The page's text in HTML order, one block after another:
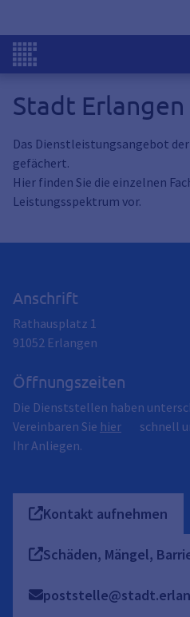
Stadt Erlangen
Das Dienstleistungsangebot
gefächert.
Hier finden Sie die einzelnen
Leistungsspektrum vor.
Anschrift
Rathausplatz 1
91052 Erlangen
Öffnungszeiten
Die Dienststellen haben
Vereinbaren Sie hier
schnell
Ihr Anliegen.
Kontakt aufnehmen
Schäden, Mängel,